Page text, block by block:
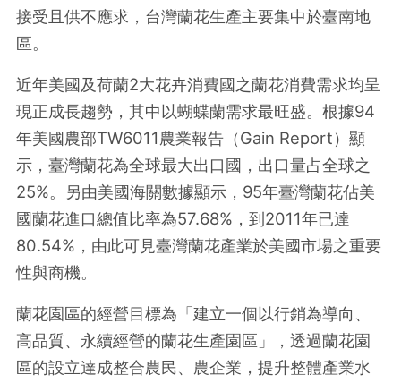
接受且供不應求，台灣蘭花生產主要集中於臺南地
區。
近年美國及荷蘭2大花卉消費國之蘭花消費需求均呈
現正成長趨勢，其中以蝴蝶蘭需求最旺盛。根據94
年美國農部TW6011農業報告（Gain Report）顯
示，臺灣蘭花為全球最大出口國，出口量占全球之
25%。另由美國海關數據顯示，95年臺灣蘭花佔美
國蘭花進口總值比率為57.68%，到2011年已達
80.54%，由此可見臺灣蘭花產業於美國市場之重要
性與商機。
蘭花園區的經營目標為「建立一個以行銷為導向、
高品質、永續經營的蘭花生產園區」，透過蘭花園
區的設立達成整合農民、農企業，提升整體產業水